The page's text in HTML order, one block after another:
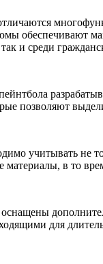
обеспечивают
и среди
позволяют
учитывать не
в то
для